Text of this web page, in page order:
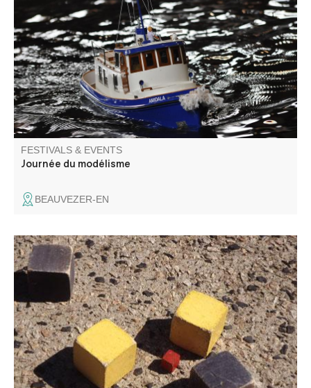
Expo et démonstration de modèles réduits de bateau, jet
ski, buggy, char crawler et dameuse
FESTIVALS & EVENTS
Journée du modélisme
BEAUVEZER-EN
Come and enjoy the Comité des Fêtes Day, and take part
in the square boules competition on the jeu de boules.
Refreshment bar and music all day. P